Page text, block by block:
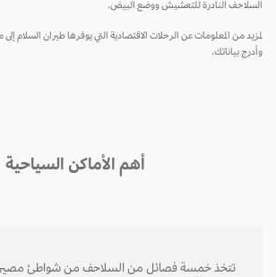
السلاحف النادرة للتعشيش ووضع البيض.
لمزيد من المعلومات عن الرحلات الاقتصادية التي يوفرها طيران السلام إلى
وأدرج بياناتك.
أهم الأماكن السياحية
تتخذ خمسة فصائل من السلاحف من شواطئ مصيرة